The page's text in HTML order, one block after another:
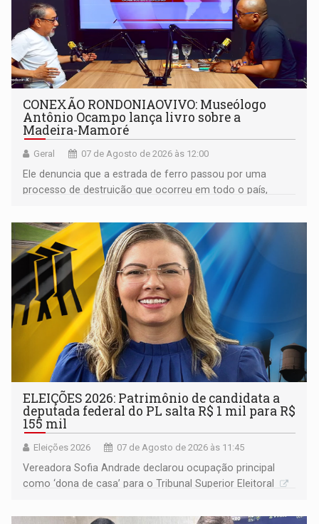
CONEXÃO RONDONIAOVIVO: Museólogo
Antônio Ocampo lança livro sobre a
Madeira-Mamoré
Geral 07 de Agosto de 2026 às 12:00
Ele denuncia que a estrada de ferro passou por uma
processo de destruição que ocorreu em todo o país,
ELEIÇÕES 2026: Patrimônio de candidata a
deputada federal do PL salta R$ 1 mil para R$
155 mil
Eleições 2026 07 de Agosto de 2026 às 11:45
Vereadora Sofia Andrade declarou ocupação principal
como ‘dona de casa’ para o Tribunal Superior Eleitoral